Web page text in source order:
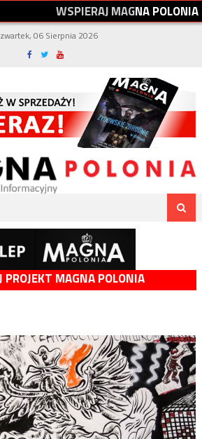
WSPIERAJMAGNAPOLONIA
06 Sierpnia 2026
PROJEKT MAGNA POLONIA